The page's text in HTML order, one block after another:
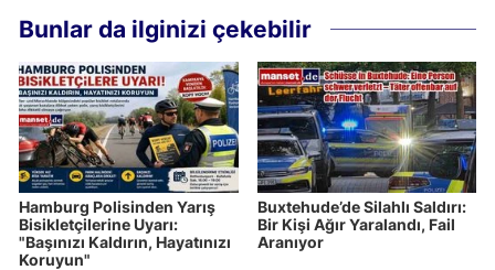
Bunlar da ilginizi çekebilir
Hamburg Polisinden Yarış
Bisikletçilerine Uyarı:
"Başınızı Kaldırın, Hayatınızı
Koruyun"
Buxtehude’de Silahlı Saldırı:
Bir Kişi Ağır Yaralandı, Fail
Aranıyor